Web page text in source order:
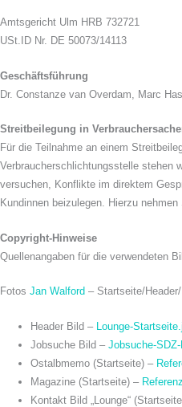
Amtsgericht Ulm HRB 732721
USt.ID Nr. DE 50073/14113
Geschäftsführung
Dr. Constanze van Overdam, Marc
Streitbeilegung in
Für die Teilnahme an einem
Verbraucherschlichtungsstelle stehen
versuchen, Konflikte im direktem
Kundinnen beizulegen. Hierzu
Copyright-Hinweise
Quellenangaben für die verwendeten
Fotos Jan Walford – Startseite/
Header Bild – Lounge-
Jobsuche Bild –Jobsuche-
Ostalbmemo (Startseite) –
Magazine (Startseite) –
Kontakt Bild „Lounge“